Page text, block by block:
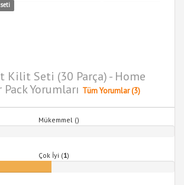
Kilit Seti (30 Parça) - Home
Yorumları Tüm Yorumlar (3)
Mükemmel ()
Çok İyi (1)